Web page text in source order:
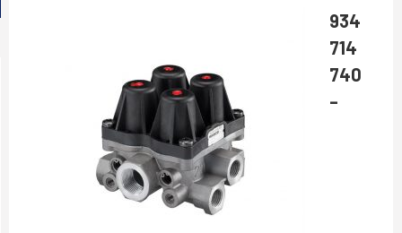
934
714
740
–